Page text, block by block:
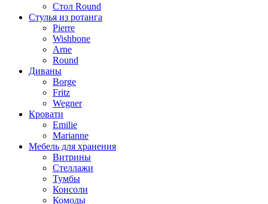
Стол Round
Стулья из ротанга
Pierre
Wishbone
Arne
Round
Диваны
Borge
Fritz
Wegner
Кровати
Emilie
Marianne
Мебель для хранения
Витрины
Стеллажи
Тумбы
Консоли
Комоды